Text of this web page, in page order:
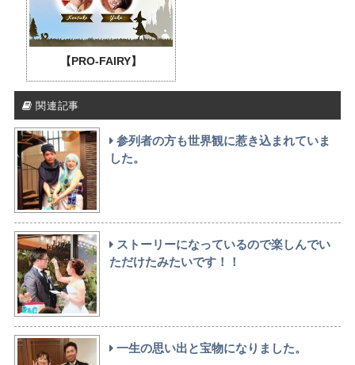
【PRO-FAIRY】
関連記事
参列者の方も世界観に惹き込まれていま
した。
ストーリーになっているので楽しんでい
ただけたみたいです！！
一生の思い出と宝物になりました。